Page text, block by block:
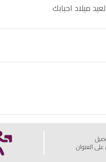
ميلاد احبابك
العنوان